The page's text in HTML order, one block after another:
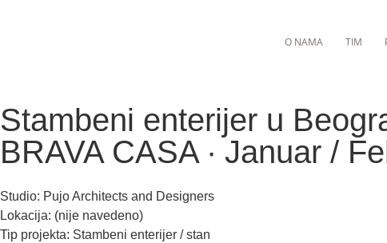
O NAMA TIM
Stambeni enterijer u
BRAVA CASA ∙ Januar /
Studio: Pujo Architects and Designers
Lokacija: (nije navedeno)
Tip projekta: Stambeni enterijer / stan